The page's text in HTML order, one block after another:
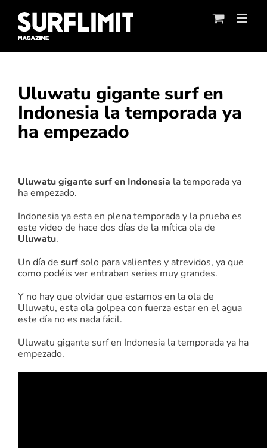
content
Uluwatu gigante surf en
Indonesia la temporada ya
ha empezado
imagen
más
grande
Uluwatu gigante surf en Indonesia la temporada ya
ha empezado.
Indonesia ya esta en plena temporada y la prueba es
este video de hace dos días de la mítica ola de
Uluwatu.
Un día de surf solo para valientes y atrevidos, ya que
como podéis ver entraban series muy grandes.
Y no hay que olvidar que estamos en la ola de
Uluwatu, esta ola golpea con fuerza estar en el agua
este día no es nada fácil.
Uluwatu gigante surf en Indonesia la temporada ya ha
empezado.